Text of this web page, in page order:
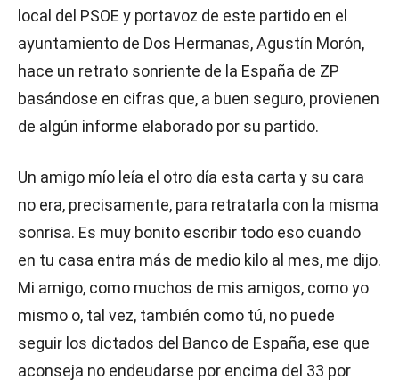
local del PSOE y portavoz de este partido en el
ayuntamiento de Dos Hermanas, Agustín Morón,
hace un retrato sonriente de la España de ZP
basándose en cifras que, a buen seguro, provienen
de algún informe elaborado por su partido.
Un amigo mío leía el otro día esta carta y su cara
no era, precisamente, para retratarla con la misma
sonrisa. Es muy bonito escribir todo eso cuando
en tu casa entra más de medio kilo al mes, me dijo.
Mi amigo, como muchos de mis amigos, como yo
mismo o, tal vez, también como tú, no puede
seguir los dictados del Banco de España, ese que
aconseja no endeudarse por encima del 33 por